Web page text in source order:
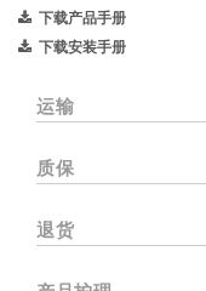
下载产品手册
下载安装手册
运输
质保
退货